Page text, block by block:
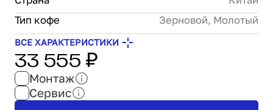
О нас
Бренды
Контакты
Тип кофе
Зерновой, Молотый
ВСЕ ХАРАКТЕРИСТИКИ
33 555 ₽
Монтаж
Сервис